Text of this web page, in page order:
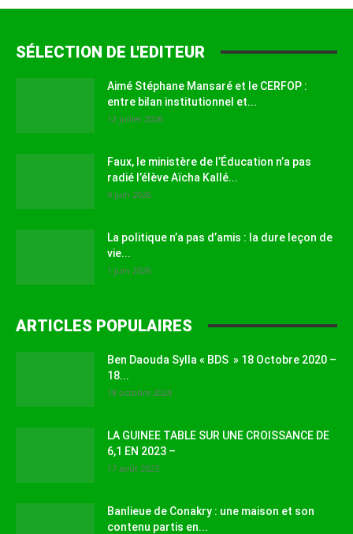
SÉLECTION DE L'EDITEUR
Aimé Stéphane Mansaré et le CERFOP :
entre bilan institutionnel et...
12 juillet 2026
Faux, le ministère de l’Éducation n’a pas
radié l’élève Aïcha Kallé...
9 juin 2026
La politique n’a pas d’amis : la dure leçon de
vie...
1 juin 2026
ARTICLES POPULAIRES
Ben Daouda Sylla « BDS » 18 Octobre 2020 –
18...
18 octobre 2024
LA GUINEE TABLE SUR UNE CROISSANCE DE
6,1 EN 2023 –
17 août 2023
Banlieue de Conakry : une maison et son
contenu partis en...